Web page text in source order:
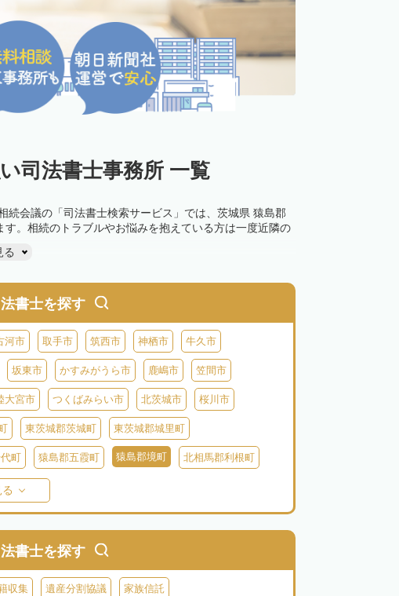
司法書士事務所 一覧
会議の「司法書士検索サービス」では、茨城県 猿島郡
。相続のトラブルやお悩みを抱えている方は一度近隣の
る
書士を探す
河市 取手市 筑西市 神栖市 牛久市
坂東市 かすみがうら市 鹿嶋市 笠間市
大宮市 つくばみらい市 北茨城市 桜川市
東茨城郡茨城町 東茨城郡城里町
町 猿島郡五霞町 猿島郡境町 北相馬郡利根町
書士を探す
収集 遺産分割協議 家族信託